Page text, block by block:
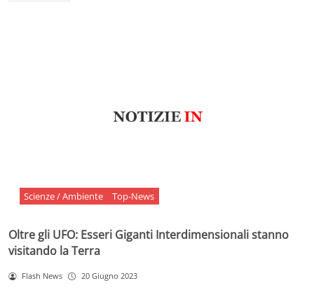
Scienze / Ambiente Top-News
Oltre gli UFO: Esseri Giganti Interdimensionali stanno
visitando la Terra
Flash News 20 Giugno 2023